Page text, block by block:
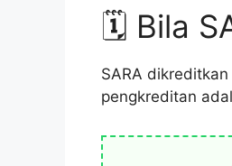
🗓️ Bila
SARA dikreditkan
pengkreditan